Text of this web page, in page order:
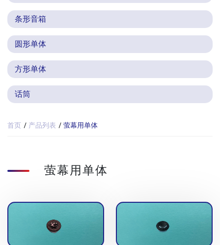
条形音箱
圆形单体
方形单体
话筒
首页 产品列表 萤幕用单体
萤幕用单体